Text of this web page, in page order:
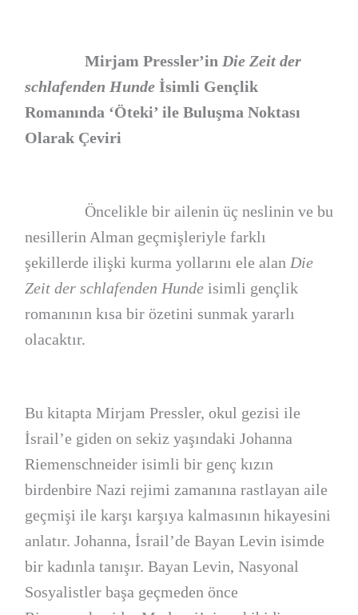
Mirjam Pressler’in Die Zeit der
schlafenden Hunde İsimli Gençlik
Romanında ‘Öteki’ ile Buluşma Noktası
Olarak Çeviri
Öncelikle bir ailenin üç neslinin ve bu
nesillerin Alman geçmişleriyle farklı
şekillerde ilişki kurma yollarını ele alan Die
Zeit der schlafenden Hundeisimli gençlik
romanının kısa bir özetini sunmak yararlı
olacaktır.
Bu kitapta Mirjam Pressler, okul gezisi ile
İsrail’e giden on sekiz yaşındaki Johanna
Riemenschneider isimli bir genç kızın
birdenbire Nazi rejimi zamanına rastlayan aile
geçmişi ile karşı karşıya kalmasının hikayesini
anlatır. Johanna, İsrail’de Bayan Levin isimde
bir kadınla tanışır. Bayan Levin, Nasyonal
Sosyalistler başa geçmeden önce